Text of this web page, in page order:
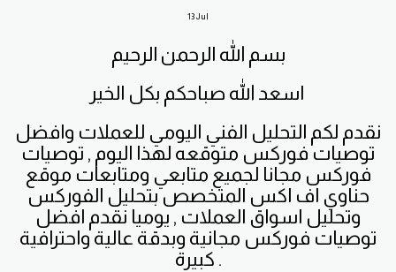
13Jul
بسم الله الرحمن الرحيم
نقدم لكم التحليل الفني اليومي للعملات وافضل
توصيات فوركس متوقعه لهذا اليوم , توصيات
فوركس مجانا لجميع متابعي ومتابعات موقع
حناوي اف اكس المتخصص بتحليل الفوركس
وتحليل اسواق العملات , يوميا نقدم افضل
توصيات فوركس مجانية وبدقة عالية واحترافية
كبيرة .